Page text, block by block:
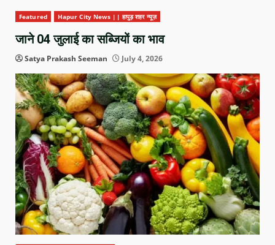
Featured Hapur City News || हापुड़ शहर न्यूज़
जाने 04 जुलाई का सब्जियों का भाव
Satya Prakash Seeman July 4, 2026